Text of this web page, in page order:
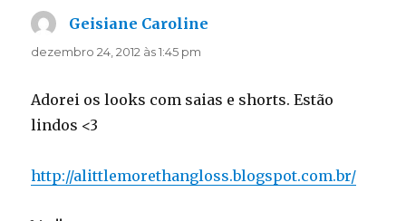
Geisiane Caroline
dezembro 24, 2012 às 1:45 pm
Adorei os looks com saias e shorts. Estão
lindos <3
http://alittlemorethangloss.blogspot.com.br/